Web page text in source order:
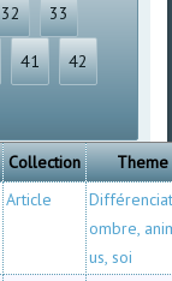
32 33
41 42
Collection
Theme
Article
ombre,
us, soi